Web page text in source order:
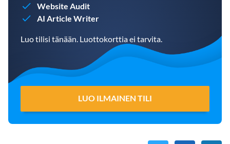
Website Audit
AI Article Writer
Luo tilisi tänään. Luottokorttia ei tarvita.
LUO ILMAINEN TILI